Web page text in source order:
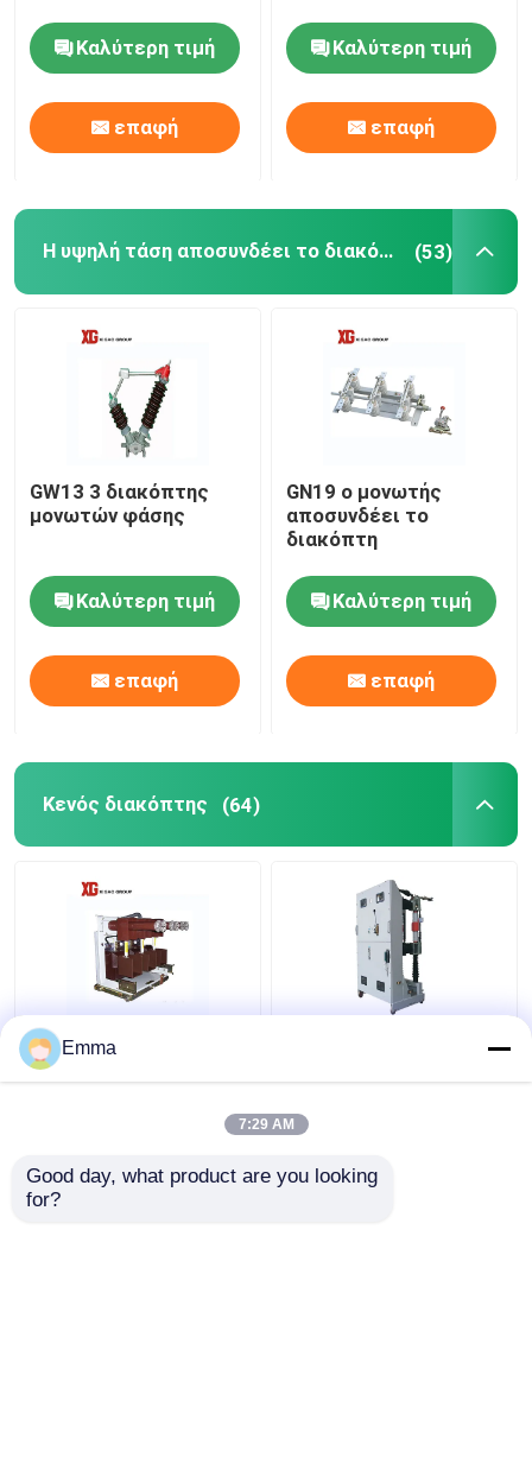
Καλύτερη τιμή
επαφή
Καλύτερη τιμή
επαφή
Η υψηλή τάση αποσυνδέει το διακόπτη (53)
GW13 3 διακόπτης
μονωτών φάσης
Καλύτερη τιμή
επαφή
GN19 ο μονωτής
αποσυνδέει το
διακόπτη
Καλύτερη τιμή
επαφή
Κενός διακόπτης (64)
Κενός διακόπτης
υψηλής τάσης
Emma
7:29 AM
Good day, what product are you looking
for?